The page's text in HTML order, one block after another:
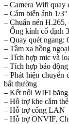
– Camera Wifi quay
– Cảm biến ảnh 1/
– Chuẩn nén
– Ống kính cố định
– Quay quét ngang:
– Tầm xa hồng
– Tích hợp mic và
– Tích hợp báo
– Phát hiện chuyển
bất thường
– Kết nối WIFI
– Hỗ trợ khe cắm
– Hỗ trợ cổng LAN
– Hỗ trợ ONVIF,